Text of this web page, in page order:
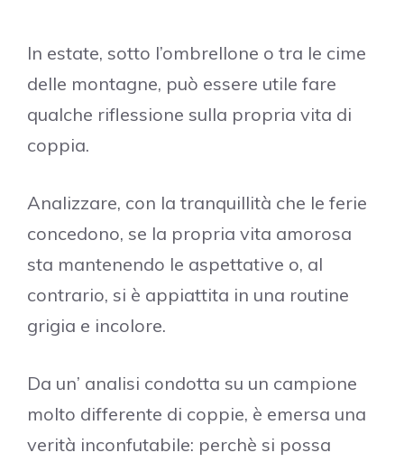
In estate, sotto l’ombrellone o tra le cime
delle montagne, può essere utile fare
qualche riflessione sulla propria vita di
coppia.
Analizzare, con la tranquillità che le ferie
concedono, se la propria vita amorosa
sta mantenendo le aspettative o, al
contrario, si è appiattita in una routine
grigia e incolore.
Da un’ analisi condotta su un campione
molto differente di coppie, è emersa una
verità inconfutabile: perchè si possa